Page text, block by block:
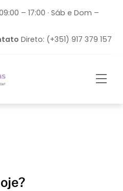
– 17:00 · Sáb e Dom –
Direto: (+351) 917 379 157